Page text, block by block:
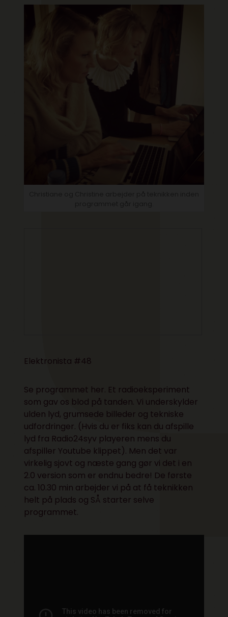
Elektronista #48
Se programmet her. Et radioeksperiment
som gav os blod på tanden. Vi underskylder
ulden lyd, grumsede billeder og tekniske
udfordringer. (Hvis du er fiks kan du afspille
lyd fra Radio24syv playeren mens du
afspiller Youtube klippet). Men det var
virkelig sjovt og næste gang gør vi det i en
2.0 version som er endnu bedre! De første
ca. 10.30 min arbejder vi på at få teknikken
helt på plads og SÅ starter selve
programmet.